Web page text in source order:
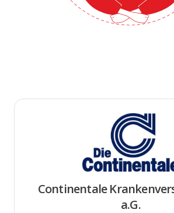
Continentale
a.G.